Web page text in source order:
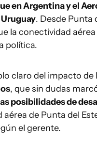
en Argentina y el
. Desde Punta
la conectividad
política.
claro del impacto de
, que sin dudas
posibilidades de
de Punta del
el gerente.